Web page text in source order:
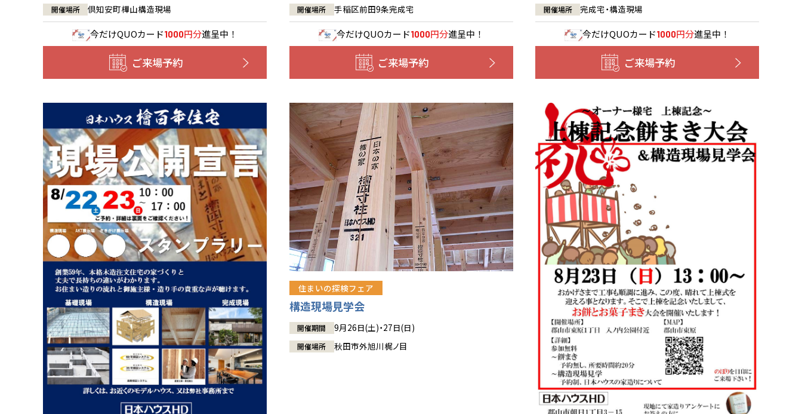
開催場所 倶知安町樺山構造現場
今だけQUOカード1000円分進呈中！
ご来場予約
開催場所 手稲区前田9条完成宅
今だけQUOカード1000円分進呈中！
ご来場予約
開催場所 完成宅・構造現場
今だけQUOカード1000円分進呈中！
ご来場予約
住まいの探検フェア
構造現場見学会
開催期間 9月26日(土)・27日(日)
開催場所 秋田市外旭川梶ノ目